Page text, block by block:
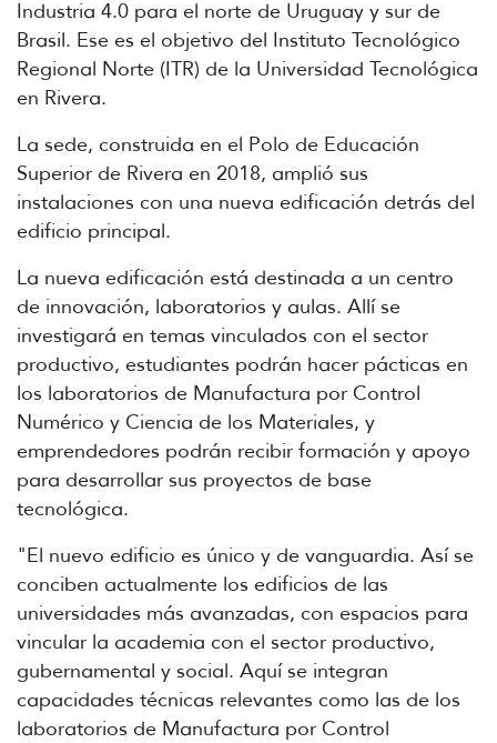
Industria 4.0 para el norte de Uruguay y sur de
Brasil. Ese es el objetivo del Instituto Tecnológico
Regional Norte (ITR) de la Universidad Tecnológica
en Rivera.
La sede, construida en el Polo de Educación
Superior de Rivera en 2018, amplió sus
instalaciones con una nueva edificación detrás del
edificio principal.
La nueva edificación está destinada a un centro
de innovación, laboratorios y aulas. Allí se
investigará en temas vinculados con el sector
productivo, estudiantes podrán hacer pácticas en
los laboratorios de Manufactura por Control
Numérico y Ciencia de los Materiales, y
emprendedores podrán recibir formación y apoyo
para desarrollar sus proyectos de base
tecnológica.
"El nuevo edificio es único y de vanguardia. Así se
conciben actualmente los edificios de las
universidades más avanzadas, con espacios para
vincular la academia con el sector productivo,
gubernamental y social. Aquí se integran
capacidades técnicas relevantes como las de los
laboratorios de Manufactura por Control